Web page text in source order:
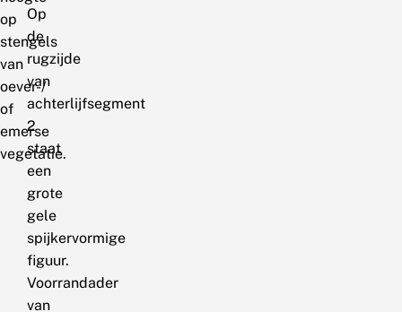
op
stengels
van
oever-/
of
emerse
vegetatie.
Op
de
rugzijde
van
achterlijfsegment
2
staat
een
grote
gele
spijkervormige
figuur.
Voorrandader
van